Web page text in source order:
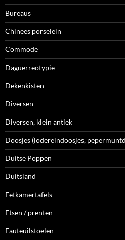
Bureaus
Chinees porselein
Commode
Daguerreotypie
Dekenkisten
Diversen
Diversen, klein antiek
Doosjes (lodereindoosjes,
Duitse Poppen
Duitsland
Eetkamertafels
Etsen / prenten
Fauteuilstoelen